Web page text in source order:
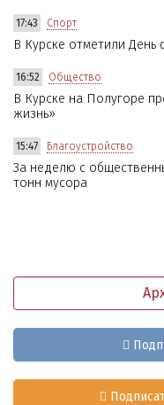
17:43 Спорт
В Курске отметили День
16:52 Общество
В Курске на Полугоре
жизнь»
15:47 Благоустройство
За неделю с
тонн мусора